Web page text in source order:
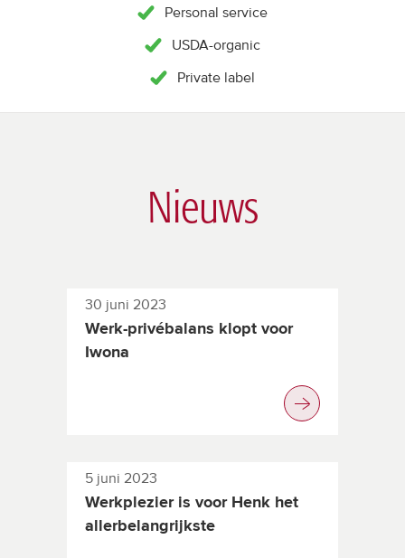
Personal service
USDA-organic
Private label
Nieuws
30 juni 2023
Werk-privébalans klopt voor
Iwona
5 juni 2023
Werkplezier is voor Henk het
allerbelangrijkste